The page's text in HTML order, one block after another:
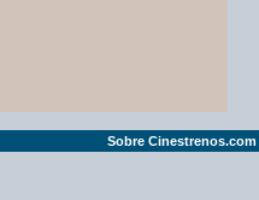
Sobre Cinestrenos.com